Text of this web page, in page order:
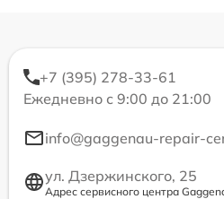
+7 (395) 278-33-61
Ежедневно с 9:00 до 21:00
info@gaggenau-repair-
ул. Дзержинского, 25
Адрес сервисного центра